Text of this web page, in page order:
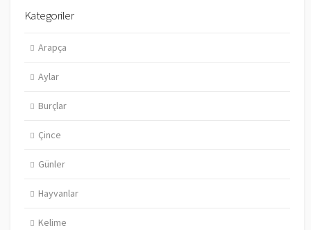
Kategoriler
Arapça
Aylar
Burçlar
Çince
Günler
Hayvanlar
Kelime